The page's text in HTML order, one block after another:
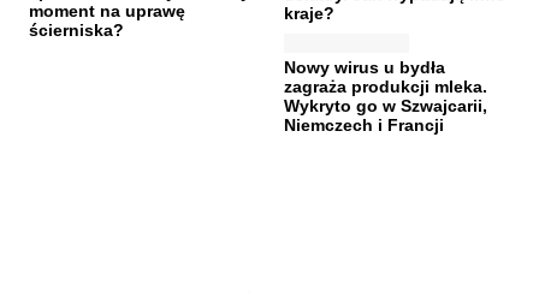
moment na uprawę
ścierniska?
kraje?
Nowy wirus u bydła
zagraża produkcji mleka.
Wykryto go w Szwajcarii,
Niemczech i Francji